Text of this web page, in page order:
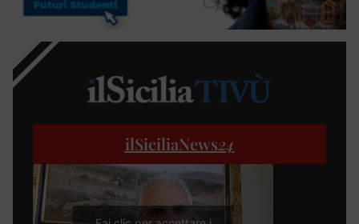
ilSiciliaNews24